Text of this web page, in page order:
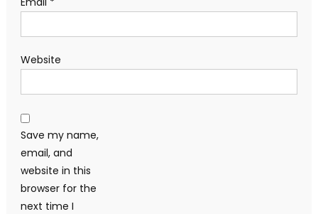
Website
Save my name,
email, and
website in this
browser for the
next time I